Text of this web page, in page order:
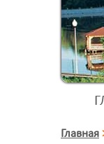
Главная